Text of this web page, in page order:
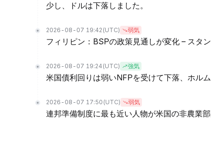
少し、ドルは下落しました。
2026-08-07 19:42 (UTC) 弱気
フィリピン：BSPの政策見通しが変化 – スタ
2026-08-07 19:24 (UTC) 強気
米国債利回りは弱いNFPを受けて下落、ホル
2026-08-07 17:50 (UTC) 弱気
連邦準備制度に最も近い人物が米国の非農業